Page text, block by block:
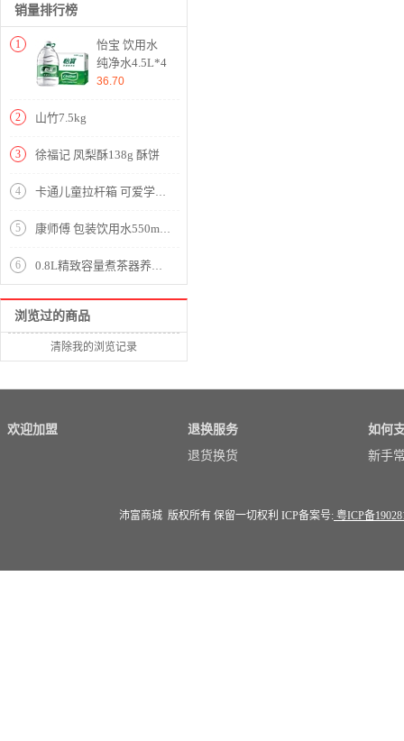
销量排行榜
1
怡宝 饮用水
纯净水4.5L*4
桶装水 整箱
36.70
2 山竹7.5kg
3 徐福记 凤梨酥138g 酥饼
4 卡通儿童拉杆箱 可爱学生拉杆书包男女【塑料/蓝色】
5 康师傅 包装饮用水550ml*12瓶 超值家庭装 整箱装 新老包装随机发货
6 0.8L精致容量煮茶器养生壶【不锈钢滤网/白色】
浏览过的商品
清除我的浏览记录
欢迎加盟
退换服务
退货换货
如何
新手
沛富商城 版权所有 保留一切权利 ICP备案号: 粤ICP备